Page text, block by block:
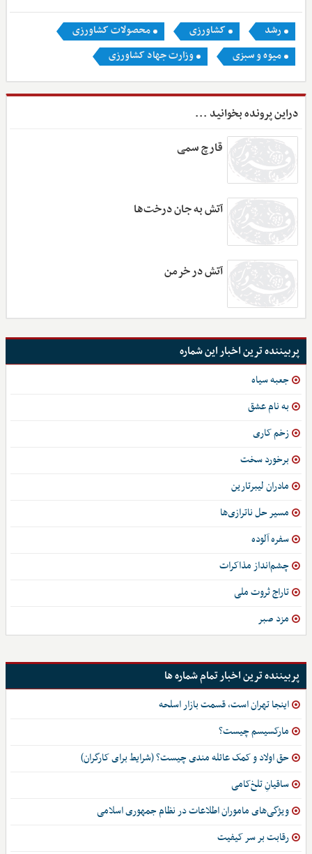
رشد کشاورزی
محصولات کشاورزی
میوه و سبزی
وزارت جهاد کشاورزی
دراین پرونده بخوانید ...
قارچ سمی
آتش به جان درخت‌ها
آتش در خرمن
پربیننده ترین اخبار این شماره
جعبه سیاه
به نام عشق
زخم‌ کاری
برخورد سخت
مادران لیبرتارین
مسیر حل ناترازی‌ها
سفره آلوده
چشم‌انداز مذاکرات
تاراج ثروت ملی
مزد صبر
پربیننده ترین اخبار تمام شماره ها
اینجا تهران است، قسمت بازار اسلحه
مارکسیسم چیست؟
حق اولاد و کمک عائله مندی چیست؟ (شرایط برای کارگران)
ساقیانِ تلخ‌کامی
ویژگی‌های ماموران اطلاعات در نظام جمهوری اسلامی
رقابت بر سر کیفیت